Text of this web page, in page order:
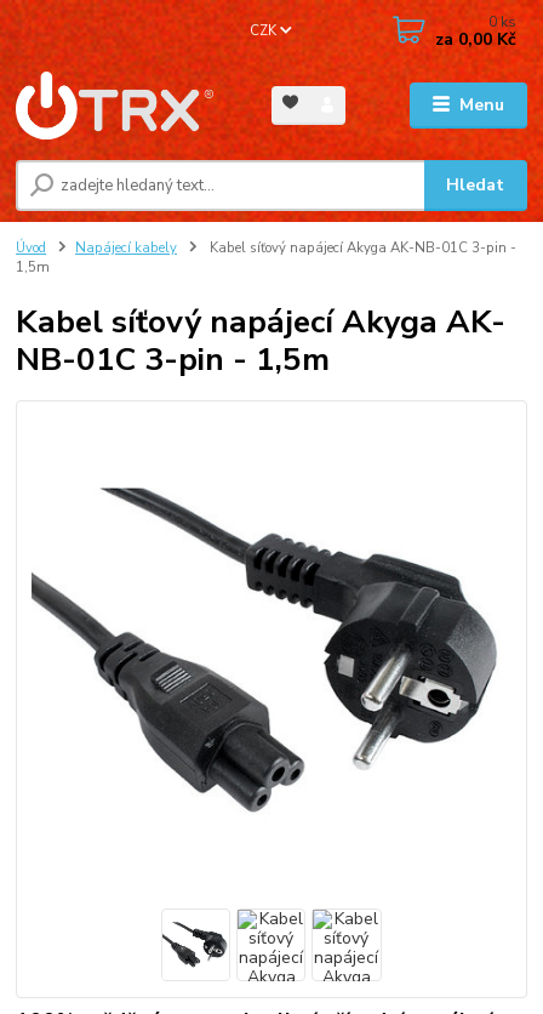
Menu
CZK
Hledat
0 ks
za0,00 Kč
Úvod Napájecí kabely
Kabel síťový napájecí Akyga AK-NB-01C 3-pin -
1,5m
Kabel síťový napájecí Akyga AK-
NB-01C 3-pin - 1,5m